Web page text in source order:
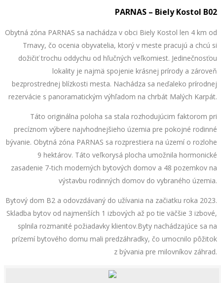
PARNAS – Biely Kostol B02
Obytná zóna PARNAS sa nachádza v obci Biely Kostol len 4 km od
Trnavy, čo ocenia obyvatelia, ktorý v meste pracujú a chcú si
dožičiť trochu oddychu od hľučných veľkomiest. Jedinečnosťou
lokality je najmä spojenie krásnej prírody a zároveň
bezprostrednej blízkosti mesta. Nachádza sa neďaleko prírodnej
rezervácie s panoramatickým výhľadom na chrbát Malých Karpát.
Táto originálna poloha sa stala rozhodujúcim faktorom pri
precíznom výbere najvhodnejšieho územia pre pokojné rodinné
bývanie. Obytná zóna PARNAS sa rozprestiera na území o rozlohe
9 hektárov. Táto veľkorysá plocha umožnila hormonické
zasadenie 7-tich moderných bytových domov a 48 pozemkov na
výstavbu rodinných domov do vybraného územia.
Bytový dom B2 a odovzdávaný do užívania na začiatku roka 2023.
Skladba bytov od najmenších 1 izbových až po tie väčšie 3 izbové,
splnila rozmanité požiadavky klientov.Byty nachádzajúce sa na
prízemí bytového domu mali predzáhradky, čo umocnilo pôžitok
z bývania pre milovníkov záhrad.